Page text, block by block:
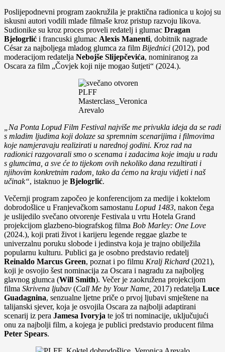
Poslijepodnevni program zaokružila je praktična radionica u kojoj su
iskusni autori vodili mlade filmaše kroz pristup razvoju likova.
Sudionike su kroz proces proveli redatelj i glumac Dragan
Bjelogrlić i francuski glumac Alexis Manenti, dobitnik nagrade
César za najboljega mladog glumca za film Bijednici (2012), pod
moderacijom redatelja Nebojše Slijepčevića, nominiranog za
Oscara za film „Čovjek koji nije mogao šutjeti“ (2024.).
PLFF
Masterclass_Veronica
Arevalo
„Na Ponta Lopud Film Festival najviše me privukla ideja da se radi
s mladim ljudima koji dolaze sa spremnim scenarijima i filmovima
koje namjeravaju realizirati u narednoj godini. Kroz rad na
radionici razgovarali smo o scenama i zadacima koje imaju u radu
s glumcima, a sve će to tijekom ovih nekoliko dana rezultirati i
njihovim konkretnim radom, tako da ćemo na kraju vidjeti i naš
učinak“, istaknuo je Bjelogrlić.
Večernji program započeo je konferencijom za medije i koktelom
dobrodošlice u Franjevačkom samostanu Lopud 1483, nakon čega
je uslijedilo svečano otvorenje Festivala u vrtu Hotela Grand
projekcijom glazbeno-biografskog filma Bob Marley: One Love
(2024.), koji prati život i karijeru legende reggae glazbe te
univerzalnu poruku slobode i jedinstva koja je trajno obilježila
popularnu kulturu. Publici ga je osobno predstavio redatelj
Reinaldo Marcus Green, poznat i po filmu Kralj Richard (2021),
koji je osvojio šest nominacija za Oscara i nagradu za najboljeg
glavnog glumca (Will Smith). Večer je zaokružena projekcijom
filma Skrivena ljubav (Call Me by Your Name, 2017) redatelja Luce
Guadagnina, senzualne ljetne priče o prvoj ljubavi smještene na
talijanski sjever, koja je osvojila Oscara za najbolji adaptirani
scenarij iz pera Jamesa Ivoryja te još tri nominacije, uključujući
onu za najbolji film, a kojega je publici predstavio producent filma
Peter Spears.